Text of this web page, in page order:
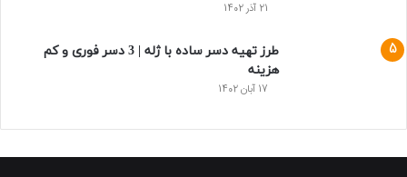
21 آذر 1402
طرز تهیه دسر ساده با ژله | 3 دسر فوری و کم
هزینه
17 آبان 1402